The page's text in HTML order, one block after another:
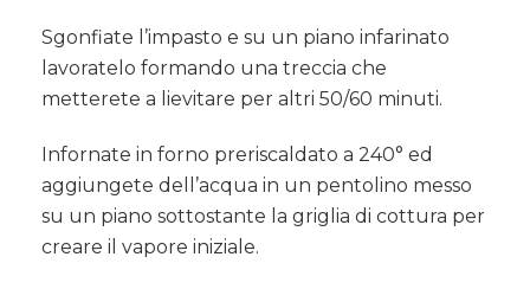
Sgonfiate l’impasto e su un piano infarinato
lavoratelo formando una treccia che
metterete a lievitare per altri 50/60 minuti.
Infornate in forno preriscaldato a 240° ed
aggiungete dell’acqua in un pentolino messo
su un piano sottostante la griglia di cottura per
creare il vapore iniziale.